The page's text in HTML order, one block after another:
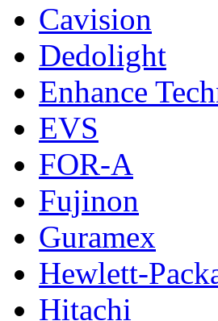
Cavision
Dedolight
Enhance
EVS
FOR-A
Fujinon
Guramex
Hewlett-
Hitachi